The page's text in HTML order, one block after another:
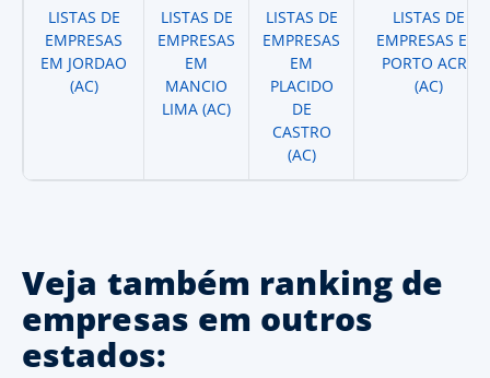
LISTAS DE
EMPRESAS
EM JORDAO
(AC)
LISTAS DE
EMPRESAS
EM
MANCIO
LIMA (AC)
LISTAS DE
EMPRESAS
EM
PLACIDO
DE
CASTRO
(AC)
LISTAS DE
EMPRESAS EM
PORTO ACRE
(AC)
Veja também ranking de
empresas em outros
estados: